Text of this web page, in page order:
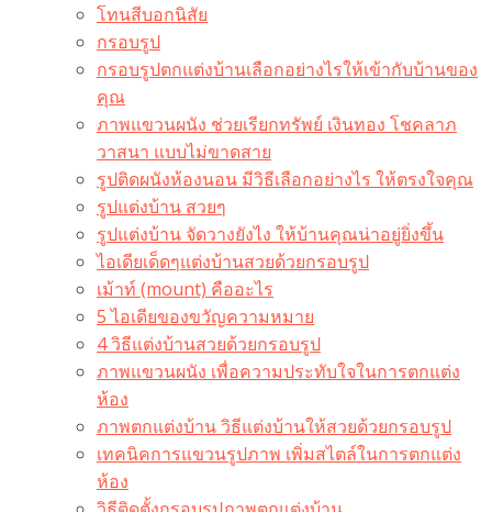
โทนสีบอกนิสัย
กรอบรูป
กรอบรูปตกแต่งบ้านเลือกอย่างไรให้เข้ากับบ้านของ
คุณ
ภาพแขวนผนัง ช่วยเรียกทรัพย์ เงินทอง โชคลาภ
วาสนา แบบไม่ขาดสาย
รูปติดผนังห้องนอน มีวิธีเลือกอย่างไร ให้ตรงใจคุณ
รูปแต่งบ้าน สวยๆ
รูปแต่งบ้าน จัดวางยังไง ให้บ้านคุณน่าอยู่ยิ่งขึ้น
ไอเดียเด็ดๆแต่งบ้านสวยด้วยกรอบรูป
เม้าท์ (mount) คืออะไร​
5 ไอเดียของขวัญความหมาย
4 วิธีแต่งบ้านสวยด้วยกรอบรูป
ภาพแขวนผนัง เพื่อความประทับใจในการตกแต่ง
ห้อง
ภาพตกแต่งบ้าน วิธีแต่งบ้านให้สวยด้วยกรอบรูป
เทคนิคการแขวนรูปภาพ เพิ่มสไตล์ในการตกแต่ง
ห้อง